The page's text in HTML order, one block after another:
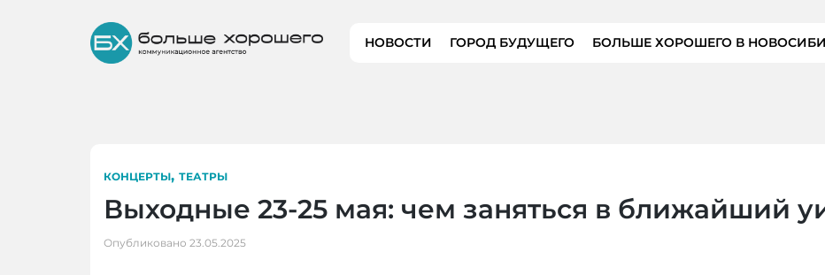
НОВОСТИ ГОРОД БУДУЩЕГО БОЛЬШЕ ХОРОШЕГО В
КОНЦЕРТЫ, ТЕАТРЫ
Выходные 23-25 мая: чем заняться в ближайший
Опубликовано 23.05.2025